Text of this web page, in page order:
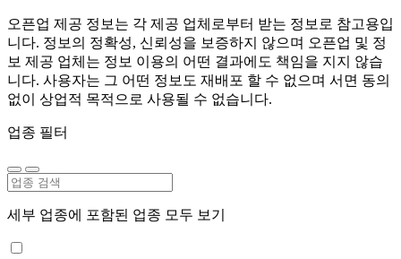
오픈업 제공 정보는 각 제공 업체로부터 받는 정보로 참고용입
니다. 정보의 정확성, 신뢰성을 보증하지 않으며 오픈업 및 정
보 제공 업체는 정보 이용의 어떤 결과에도 책임을 지지 않습
니다. 사용자는 그 어떤 정보도 재배포 할 수 없으며 서면 동의
없이 상업적 목적으로 사용될 수 없습니다.
업종 필터
세부 업종에 포함된 업종 모두 보기